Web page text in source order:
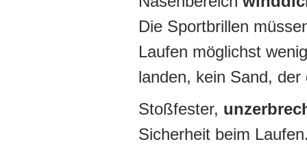
Die Sportbrillen
Laufen möglichst
landen, kein Sand,
Stoßfester,
Sicherheit beim